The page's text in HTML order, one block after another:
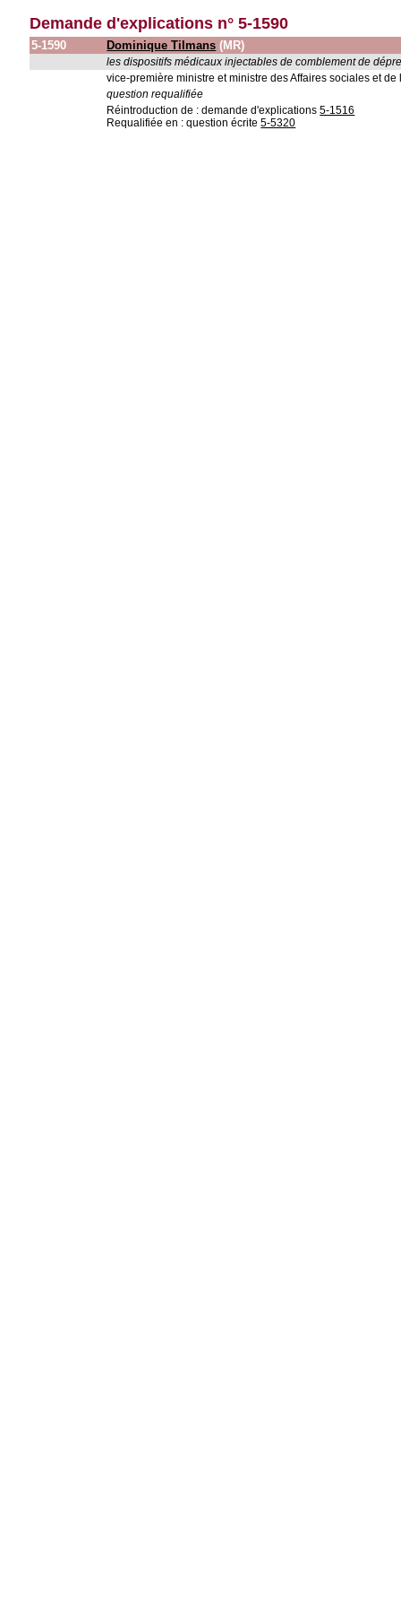
Demande d'explications n° 5-1590
5-1590 Dominique Tilmans (MR)
les dispositifs médicaux injectables de comblement de
vice-première ministre et ministre des Affaires sociales et
question requalifiée
Réintroduction de : demande d'explications5-1516
Requalifiée en : question écrite5-5320